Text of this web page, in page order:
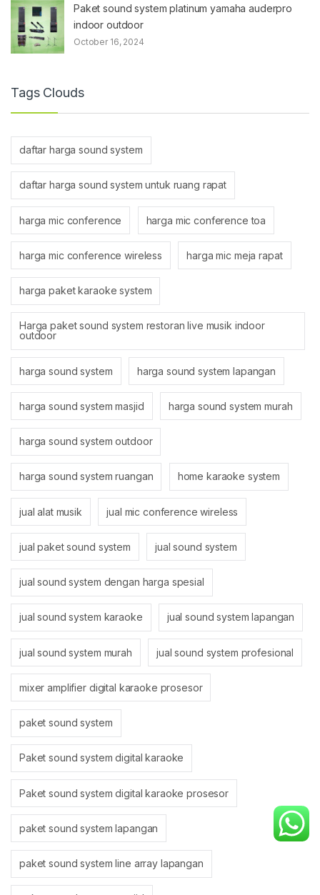
Paket sound system platinum yamaha auderpro
indoor outdoor
October 16, 2024
Tags Clouds
daftar harga sound system
daftar harga sound system untuk ruang rapat
harga mic conference harga mic conference toa
harga mic conference wireless harga mic meja rapat
harga paket karaoke system
Harga paket sound system restoran live musik indoor
outdoor
harga sound system harga sound system lapangan
harga sound system masjid harga sound system murah
harga sound system outdoor
harga sound system ruangan home karaoke system
jual alat musik jual mic conference wireless
jual paket sound system jual sound system
jual sound system dengan harga spesial
jual sound system karaoke jual sound system lapangan
jual sound system murah jual sound system profesional
mixer amplifier digital karaoke prosesor
paket sound system
Paket sound system digital karaoke
Paket sound system digital karaoke prosesor
paket sound system lapangan
paket sound system line array lapangan